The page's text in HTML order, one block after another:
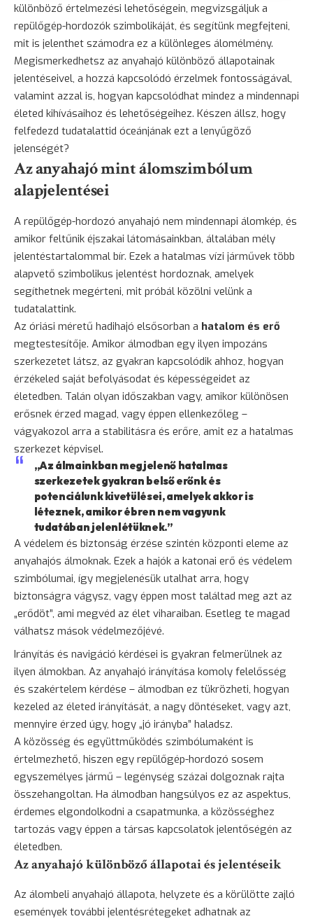
különböző értelmezési lehetőségein, megvizsgáljuk a
repülőgép-hordozók szimbolikáját, és segítünk megfejteni,
mit is jelenthet számodra ez a különleges álomélmény.
Megismerkedhetsz az anyahajó különböző állapotainak
jelentéseivel, a hozzá kapcsolódó érzelmek fontosságával,
valamint azzal is, hogyan kapcsolódhat mindez a mindennapi
életed kihívásaihoz és lehetőségeihez. Készen állsz, hogy
felfedezd tudatalattid óceánjának ezt a lenyűgöző
jelenségét?
Az anyahajó mint álomszimbólum
alapjelentései
A repülőgép-hordozó anyahajó nem mindennapi álomkép, és
amikor feltűnik éjszakai látomásainkban, általában mély
jelentéstartalommal bír. Ezek a hatalmas vízi járművek több
alapvető szimbolikus jelentést hordoznak, amelyek
segíthetnek megérteni, mit próbál közölni velünk a
tudatalattink.
Az óriási méretű hadihajó elsősorban a hatalom és erő
megtestesítője. Amikor álmodban egy ilyen impozáns
szerkezetet látsz, az gyakran kapcsolódik ahhoz, hogyan
érzékeled saját befolyásodat és képességeidet az
életedben. Talán olyan időszakban vagy, amikor különösen
erősnek érzed magad, vagy éppen ellenkezőleg –
vágyakozol arra a stabilitásra és erőre, amit ez a hatalmas
szerkezet képvisel.
„Az álmainkban megjelenő hatalmas
szerkezetek gyakran belső erőnk és
potenciálunk kivetülései, amelyek akkor is
léteznek, amikor ébren nem vagyunk
tudatában jelenlétüknek.”
A védelem és biztonság érzése szintén központi eleme az
anyahajós álmoknak. Ezek a hajók a katonai erő és védelem
szimbólumai, így megjelenésük utalhat arra, hogy
biztonságra vágysz, vagy éppen most találtad meg azt az
„erődöt”, ami megvéd az élet viharaiban. Esetleg te magad
válhatsz mások védelmezőjévé.
Irányítás és navigáció kérdései is gyakran felmerülnek az
ilyen álmokban. Az anyahajó irányítása komoly felelősség
és szakértelem kérdése – álmodban ez tükrözheti, hogyan
kezeled az életed irányítását, a nagy döntéseket, vagy azt,
mennyire érzed úgy, hogy „jó irányba” haladsz.
A közösség és együttműködés szimbólumaként is
értelmezhető, hiszen egy repülőgép-hordozó sosem
egyszemélyes jármű – legénység százai dolgoznak rajta
összehangoltan. Ha álmodban hangsúlyos ez az aspektus,
érdemes elgondolkodni a csapatmunka, a közösséghez
tartozás vagy éppen a társas kapcsolatok jelentőségén az
életedben.
Az anyahajó különböző állapotai és jelentéseik
Az álombeli anyahajó állapota, helyzete és a körülötte zajló
események további jelentésrétegeket adhatnak az